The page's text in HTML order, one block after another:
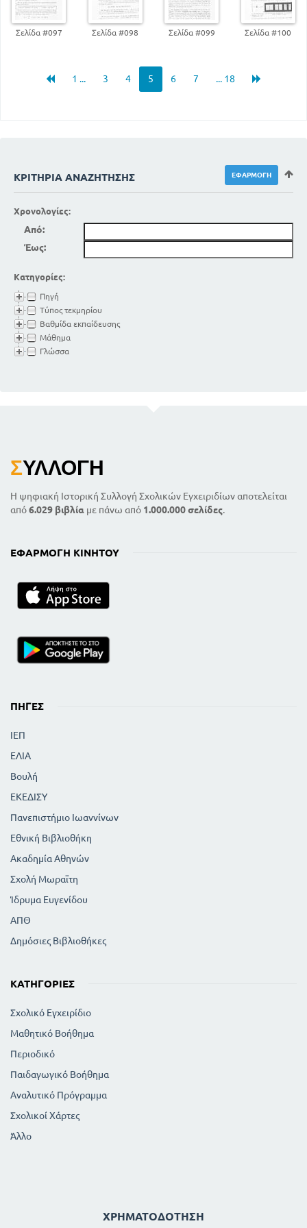
ΗΛΕΚΤΡΟΜΑΓΝΗΤΙΚΑ ΚΥΜΑΤΑ
261
ΑΣΥΡΜΑΤΟΣ ΤΗΛΕΠΙΚΟΙΝΩΝΙΑ
266
Σελίδα #097 Σελίδα #098 Σελίδα #099 Σελίδα #100
1 ... 3 4 5 6 7 ... 18
ΚΡΙΤΉΡΙΑ ΑΝΑΖΉΤΗΣΗΣ
Χρονολογίες:
Από:
Έως:
Κατηγορίες:
Πηγή
Τύπος τεκμηρίου
Βαθμίδα εκπαίδευσης
Μάθημα
Γλώσσα
ΣΥΛΛΟΓΉ
Η ψηφιακή Ιστορική Συλλογή Σχολικών Εγχειριδίων αποτελείται
από6.029 βιβλία με πάνω από 1.000.000 σελίδες.
ΕΦΑΡΜΟΓΉ ΚΙΝΗΤΟΎ
ΠΗΓΈΣ
ΙΕΠ
ΕΛΙΑ
Βουλή
ΕΚΕΔΙΣΥ
Πανεπιστήμιο Ιωαννίνων
Εθνική Βιβλιοθήκη
Ακαδημία Αθηνών
Σχολή Μωραϊτη
Ίδρυμα Ευγενίδου
ΑΠΘ
Δημόσιες Βιβλιοθήκες
ΚΑΤΗΓΟΡΊΕΣ
Σχολικό Εγχειρίδιο
Μαθητικό Βοήθημα
Περιοδικό
Παιδαγωγικό Βοήθημα
Αναλυτικό Πρόγραμμα
Σχολικοί Χάρτες
Άλλο
ΧΡΗΜΑΤΟΔΌΤΗΣΗ